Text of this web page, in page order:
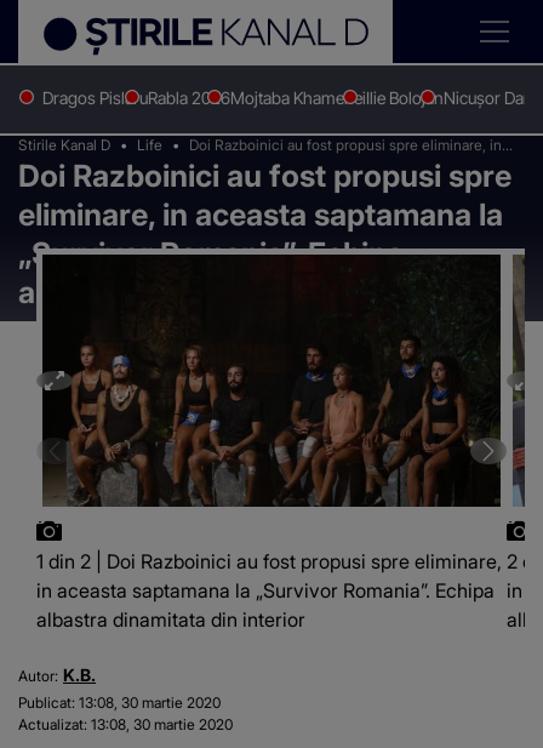
Dragos PislaruRabla 2026Mojtaba KhameneiIlie BolojanNicușor Dan
Stirile Kanal D Life
Doi Razboinici au fost propusi spre eliminare, in
aceasta saptamana la „Survivor Romania”. Echipa
albastra dinamitata din interior
Doi Razboinici au fost propusi spre
eliminare, in aceasta saptamana la
„Survivor Romania”. Echipa
albastra dinamitata din interior
1 din 2 | Doi Razboinici au fost propusi spre eliminare,
in aceasta saptamana la „Survivor Romania”. Echipa
albastra dinamitata din interior
2
in
Autor: K.B.
Publicat: 13:08, 30 martie 2020
Actualizat: 13:08, 30 martie 2020